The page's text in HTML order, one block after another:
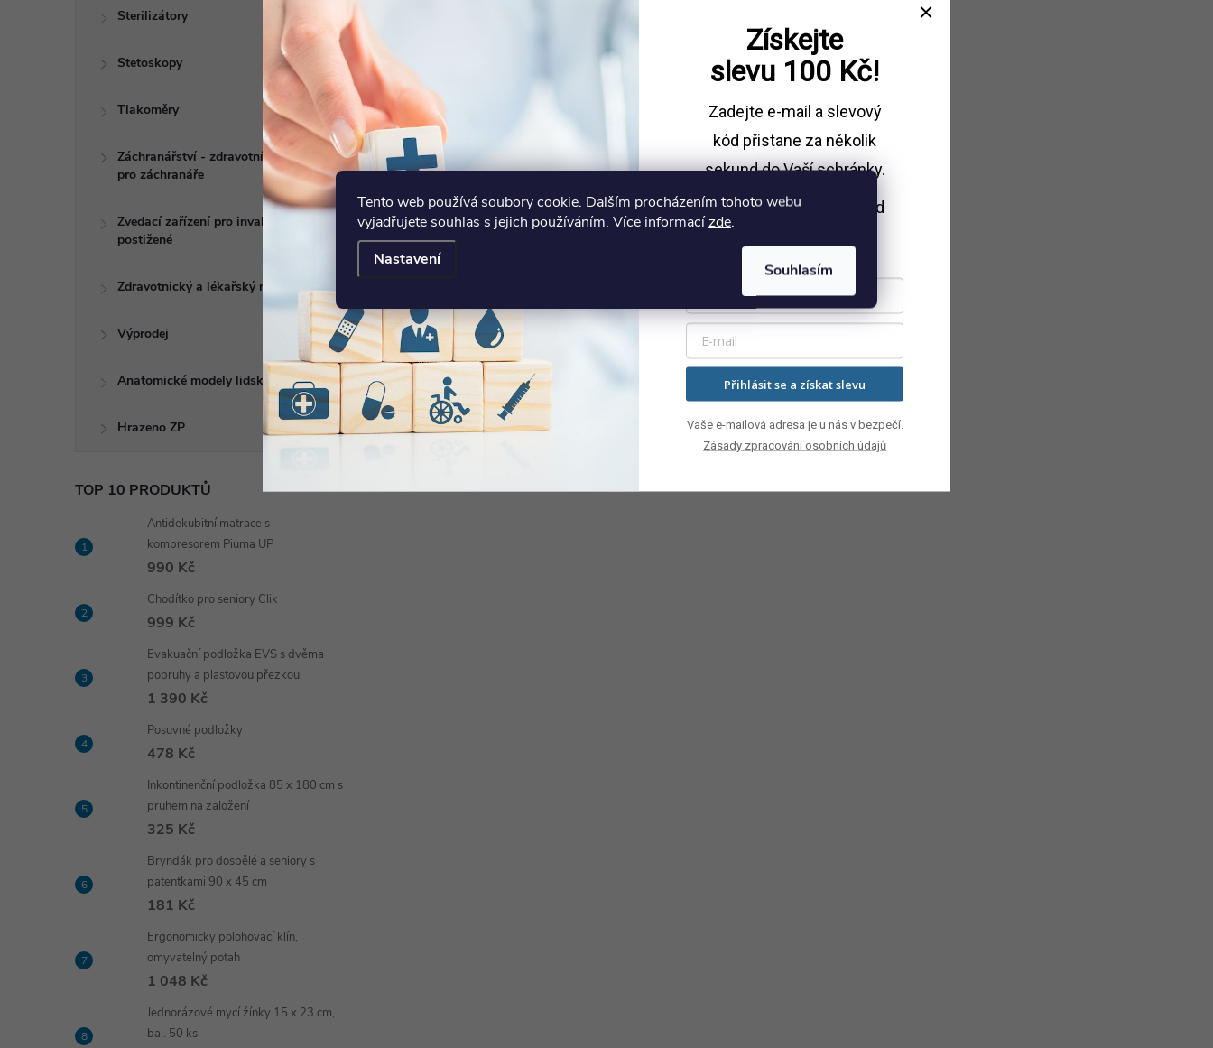
Tento web používá soubory cookie. Dalším procházením tohoto webu
vyjadřujete souhlas s jejich používáním. Více informacízde.
Nastavení
Souhlasím
Sterilizátory
Stetoskopy
Tlakoměry
Záchranářství - zdravotní potřeby
pro záchranáře
Zvedací zařízení pro invalidy a
postižené
Zdravotnický a lékařský nábytek
Výprodej
Anatomické modely lidského těla
Hrazeno ZP
TOP 10 PRODUKTŮ
Antidekubitní matrace s
kompresorem Piuma UP
990 Kč
Chodítko pro seniory Clik
999 Kč
Evakuační podložka EVS s dvěma
popruhy a plastovou přezkou
1 390 Kč
Posuvné podložky
478 Kč
Inkontinenční podložka 85 x 180 cm s
pruhem na založení
325 Kč
Bryndák pro dospělé a seniory s
patentkami 90 x 45 cm
181 Kč
Ergonomicky polohovací klín,
omyvatelný potah
1 048 Kč
Jednorázové mycí žínky 15 x 23 cm,
bal. 50 ks
opatřen přísavkami, díky nimž bezpečněji
pojistka spouště
Získejte
slevu 100 Kč!
Zadejte e-mail a slevový
kód přistane za několik
sekund do Vaší schránky.
Sleva platí při nákupu
nad
Přihlásit se a získat slevu
Vaše e-mailová adresa je u nás v bezpečí.
Zásady zpracování osobních údajů